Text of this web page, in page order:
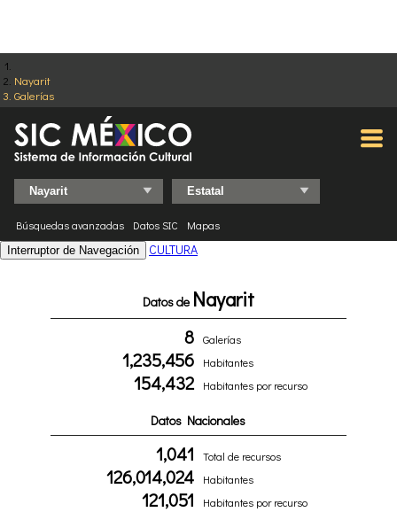
Nayarit
Galerías
Búsquedas avanzadas Datos SIC Mapas
Interruptor de Navegación CULTURA
Datos de Nayarit
8 Galerías
1,235,456 Habitantes
154,432 Habitantes por recurso
Datos Nacionales
1,041 Total de recursos
126,014,024 Habitantes
121,051 Habitantes por recurso